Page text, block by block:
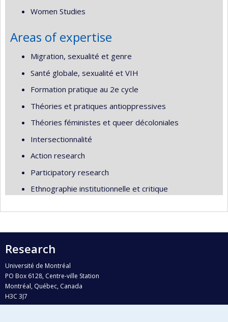
Women Studies
Areas of expertise
Migration, sexualité et genre
Santé globale, sexualité et VIH
Formation pratique au 2e cycle
Théories et pratiques antioppressives
Théories féministes et queer décoloniales
Intersectionnalité
Action research
Participatory research
Ethnographie institutionnelle et critique
Research
Université de Montréal
PO Box 6128, Centre-ville Station
Montréal, Québec, Canada
H3C 3J7